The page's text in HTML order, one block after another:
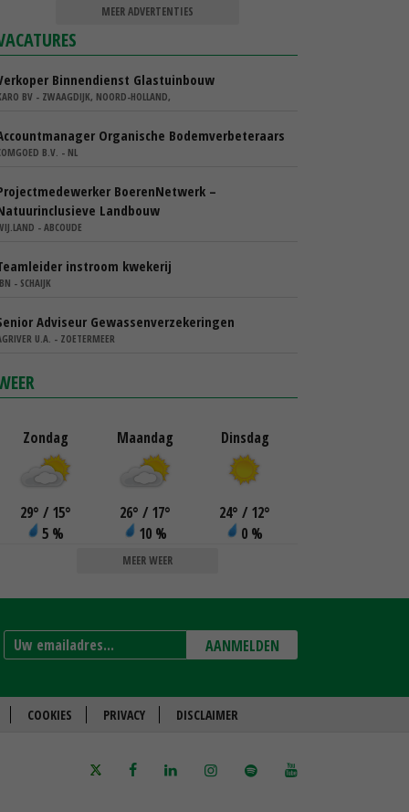
MEER ADVERTENTIES
Binnendienst Glastuinbouw
BV - ZWAAGDIJK, NOORD-HOLLAND,
Organische Bodemverbeteraars
B.V. - NL
BoerenNetwerk –
Landbouw
- ABCOUDE
instroom kwekerij
- SCHAIJK
Adviseur Gewassenverzekeringen
U.A. - ZOETERMEER
Zondag
29° / 15°
5 %
Maandag
26° / 17°
10 %
Dinsdag
24° / 12°
0 %
MEER WEER
AANMELDEN
COOKIES PRIVACY DISCLAIMER